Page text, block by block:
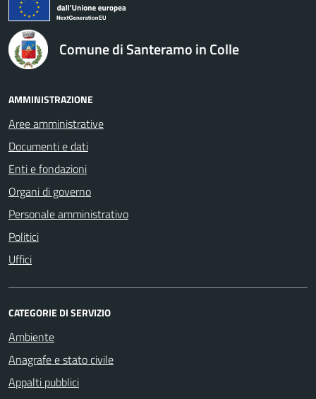
Comune di Santeramo in Colle
AMMINISTRAZIONE
Aree amministrative
Documenti e dati
Enti e fondazioni
Organi di governo
Personale amministrativo
Politici
Uffici
CATEGORIE DI SERVIZIO
Ambiente
Anagrafe e stato civile
Appalti pubblici